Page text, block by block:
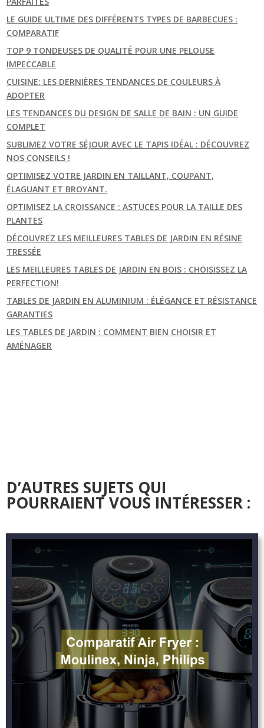
LE GUIDE ULTIME DES DIFFÉRENTS TYPES DE BARBECUES :
COMPARATIF
TOP 9 TONDEUSES DE QUALITÉ POUR UNE PELOUSE
IMPECCABLE
CUISINE: LES DERNIÈRES TENDANCES DE COULEURS À
ADOPTER
LES TENDANCES DU DESIGN DE SALLE DE BAIN : UN GUIDE
COMPLET
SUBLIMEZ VOTRE SÉJOUR AVEC LE TAPIS IDÉAL : DÉCOUVREZ
NOS CONSEILS !
OPTIMISEZ VOTRE JARDIN EN TAILLANT, COUPANT,
ÉLAGUANT ET BROYANT.
OPTIMISEZ LA CROISSANCE : ASTUCES POUR LA TAILLE DES
PLANTES
DÉCOUVREZ LES MEILLEURES TABLES DE JARDIN EN RÉSINE
TRESSÉE
LES MEILLEURES TABLES DE JARDIN EN BOIS : CHOISISSEZ LA
PERFECTION!
TABLES DE JARDIN EN ALUMINIUM : ÉLÉGANCE ET RÉSISTANCE
GARANTIES
LES TABLES DE JARDIN : COMMENT BIEN CHOISIR ET
AMÉNAGER
D’AUTRES SUJETS QUI
POURRAIENT VOUS INTÉRESSER :